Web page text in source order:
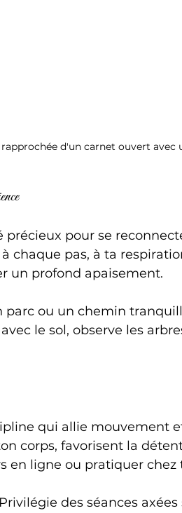
d'un carnet ouvert avec
précieux pour se
chaque pas, à ta
un profond apaisement.
parc ou un chemin
le sol, observe les
qui allie mouvement
corps, favorisent la
en ligne ou pratiquer chez
Privilégie des séances